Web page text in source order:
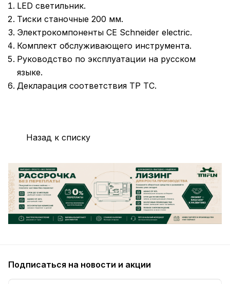
LED светильник.
Тиски станочные 200 мм.
Электрокомпоненты CE Schneider electric.
Комплект обслуживающего инструмента.
Руководство по эксплуатации на русском
языке.
Декларация соответствия ТР ТС.
Назад к списку
Подписаться на новости и акции